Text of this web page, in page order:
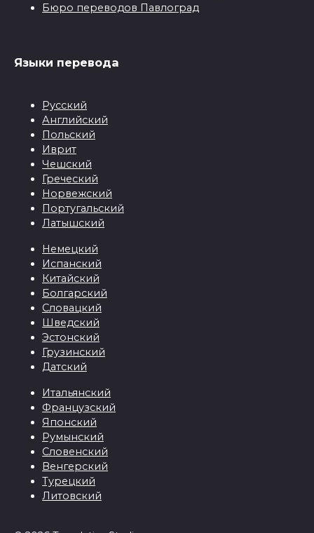
Бюро переводов Павлоград
Языки перевода
Русский
Английский
Польский
Иврит
Чешский
Греческий
Норвежский
Португальский
Латышский
Немецкий
Испанский
Китайский
Болгарский
Словацкий
Шведский
Эстонский
Грузинский
Датский
Итальянский
Французский
Японский
Румынский
Словенский
Венгерский
Турецкий
Литовский